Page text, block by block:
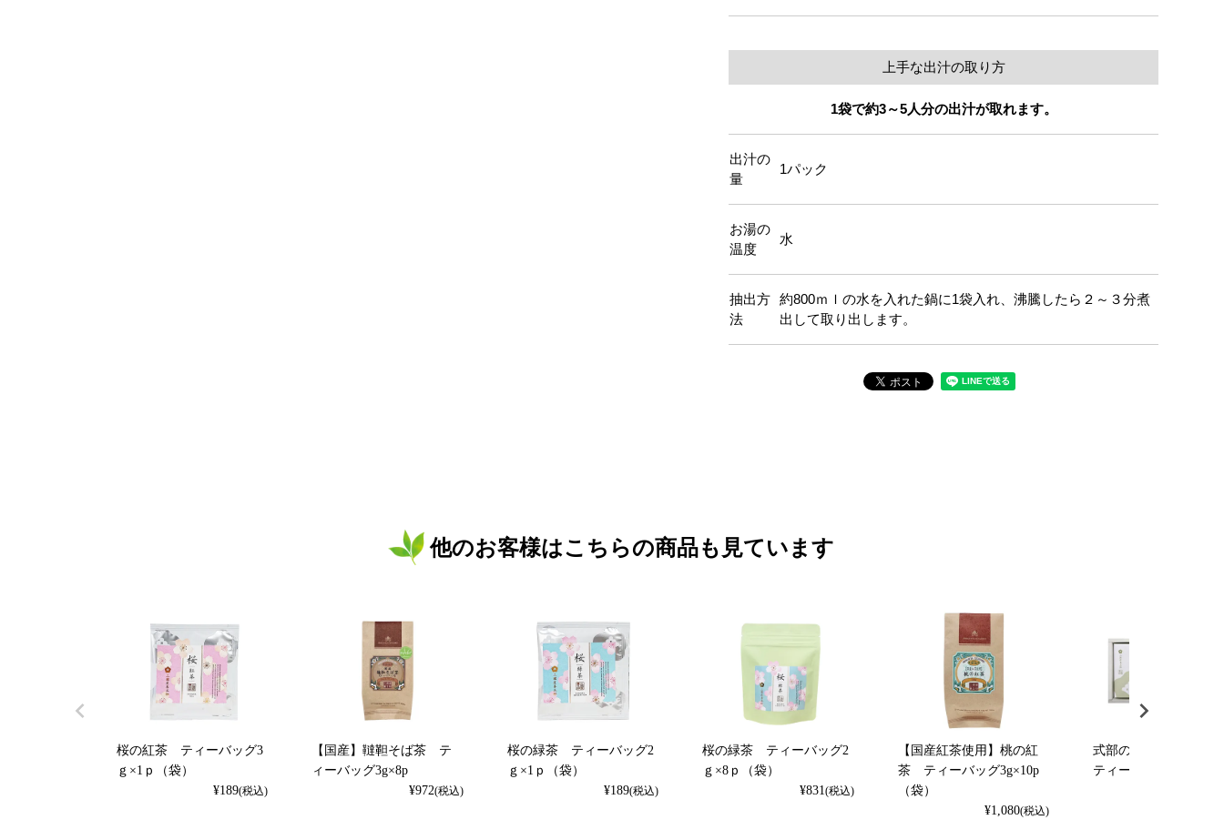
上手な出汁の取り方
1袋で約3～5人分の出汁が取れます。
出汁の
量
1パック
お湯の
温度
水
抽出方
法
約800ｍｌの水を入れた鍋に1袋入れ、沸騰したら２～３分煮
出して取り出します。
他のお客様はこちらの商品も見ています
桜の紅茶 ティーバッグ3
ｇ×1ｐ（袋）
¥189(税込)
【国産】韃靼そば茶 テ
ィーバッグ3g×8p
¥972(税込)
桜の緑茶 ティーバッグ2
ｇ×1ｐ（袋）
¥189(税込)
桜の緑茶 ティーバッグ2
ｇ×8ｐ（袋）
¥831(税込)
【国産紅茶使用】桃の紅
茶 ティーバッグ3g×10p
（袋）
¥1,080(税込)
式部の香り・加賀棒茶
ティーバッグセット